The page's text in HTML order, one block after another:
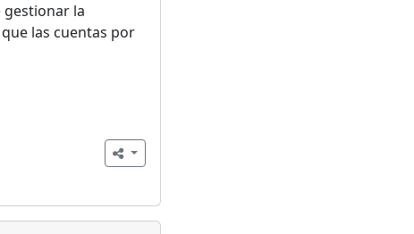
gestionar la
las cuentas por